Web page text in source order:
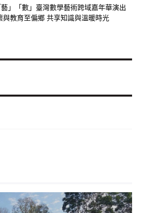
藝」「數」臺灣數學藝術跨域嘉年華演出
教育至偏鄉 共享知識與溫暖時光